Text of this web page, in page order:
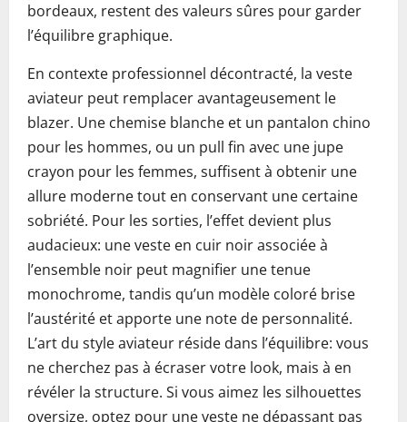
bordeaux, restent des valeurs sûres pour garder
l’équilibre graphique.
En contexte professionnel décontracté, la veste
aviateur peut remplacer avantageusement le
blazer. Une chemise blanche et un pantalon chino
pour les hommes, ou un pull fin avec une jupe
crayon pour les femmes, suffisent à obtenir une
allure moderne tout en conservant une certaine
sobriété. Pour les sorties, l’effet devient plus
audacieux: une veste en cuir noir associée à
l’ensemble noir peut magnifier une tenue
monochrome, tandis qu’un modèle coloré brise
l’austérité et apporte une note de personnalité.
L’art du style aviateur réside dans l’équilibre: vous
ne cherchez pas à écraser votre look, mais à en
révéler la structure. Si vous aimez les silhouettes
oversize, optez pour une veste ne dépassant pas